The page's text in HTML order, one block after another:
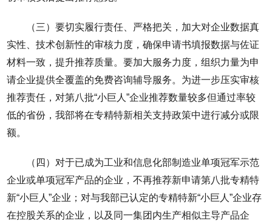
（三）要切实履行责任、严格把关，加大对企业数据真
实性、技术创新性的审核力度，确保申请书填报数据与佐证
材料一致，提升推荐质量。要加大服务力度，组织力量为申
请企业提供全覆盖的免费咨询辅导服务。为进一步压实审核
推荐责任，对第八批“小巨人”企业推荐数量较多但通过率较
低的省份，我部将在专精特新相关支持政策中进行减分或限
额。
（四）对于已成为工业和信息化部制造业单项冠军示范
企业或单项冠军产品的企业，不再推荐新申请第八批专精特
新“小巨人”企业；对与我部已认定的专精特新“小巨人”企业存
在控股关系的企业，以及同一集团内生产相似主导产品企